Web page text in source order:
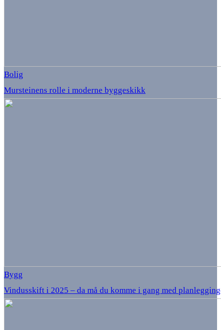
Bolig
Mursteinens rolle i moderne byggeskikk
Bygg
Vindusskift i 2025 – da må du komme i gang med